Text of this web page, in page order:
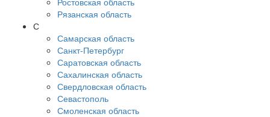
Рязанская область
С
Самарская область
Санкт-Петербург
Саратовская область
Сахалинская область
Свердловская область
Севастополь
Смоленская область